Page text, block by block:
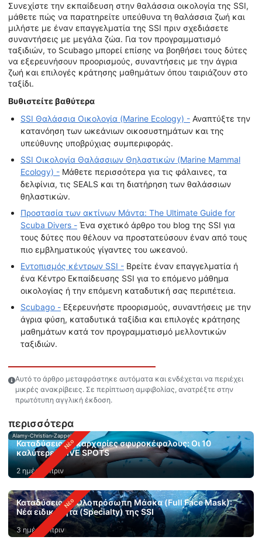
Συνεχίστε την εκπαίδευση στην θαλάσσια οικολογία της SSI,
μάθετε πώς να παρατηρείτε υπεύθυνα τη θαλάσσια ζωή και
μιλήστε με έναν επαγγελματία της SSI πριν σχεδιάσετε
συναντήσεις με μεγάλα ζώα. Για τον προγραμματισμό
ταξιδιών, το Scubago μπορεί επίσης να βοηθήσει τους δύτες
να εξερευνήσουν προορισμούς, συναντήσεις με την άγρια
ζωή και επιλογές κράτησης μαθημάτων όπου ταιριάζουν στο
ταξίδι.
Βυθιστείτε βαθύτερα
SSI Θαλάσσια Οικολογία (Marine Ecology) - Αναπτύξτε την
κατανόηση των ωκεάνιων οικοσυστημάτων και της
υπεύθυνης υποβρύχιας συμπεριφοράς.
SSI Οικολογία Θαλάσσιων Θηλαστικών (Marine Mammal
Ecology) - Μάθετε περισσότερα για τις φάλαινες, τα
δελφίνια, τις SEALS και τη διατήρηση των θαλάσσιων
θηλαστικών.
Προστασία των ακτίνων Μάντα: The Ultimate Guide for
Scuba Divers - Ένα σχετικό άρθρο του blog της SSI για
τους δύτες που θέλουν να προστατεύσουν έναν από τους
πιο εμβληματικούς γίγαντες του ωκεανού.
Εντοπισμός κέντρων SSI - Βρείτε έναν επαγγελματία ή
ένα Κέντρο Εκπαίδευσης SSI για το επόμενο μάθημα
οικολογίας ή την επόμενη καταδυτική σας περιπέτεια.
Scubago - Εξερευνήστε προορισμούς, συναντήσεις με την
άγρια φύση, καταδυτικά ταξίδια και επιλογές κράτησης
μαθημάτων κατά τον προγραμματισμό μελλοντικών
ταξιδιών.
Αυτό το άρθρο μεταφράστηκε αυτόματα και ενδέχεται να περιέχει
μικρές ανακρίβειες. Σε περίπτωση αμφιβολίας, ανατρέξτε στην
πρωτότυπη αγγλική έκδοση.
περισσότερα
Alamy-Christian-Zappel
Καταδύσεις με καρχαρίες σφυροκέφαλους: Οι 10
καλύτερες DIVE SPOTS
2 ημέρες πριν
Καταδύσεις με Ολοπρόσωπη Μάσκα (Full Face Mask):
Νέα ειδικότητα (Specialty) της SSI
3 ημέρες πριν